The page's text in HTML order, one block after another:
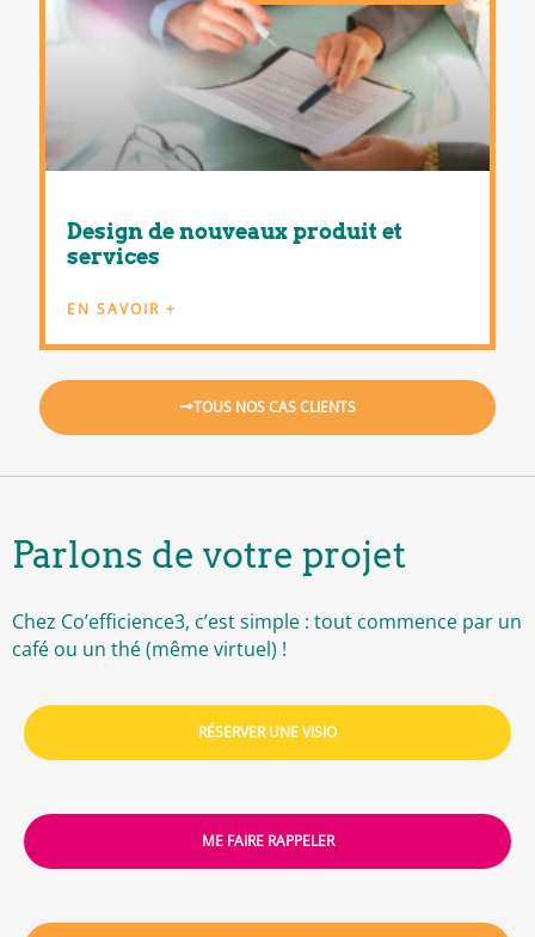
Design de nouveaux produit et
services
EN SAVOIR +
TOUS NOS CAS CLIENTS
Parlons de votre projet
Chez Co’efficience3, c’est simple : tout commence par un
café ou un thé (même virtuel) !
RÉSERVER UNE VISIO
ME FAIRE RAPPELER